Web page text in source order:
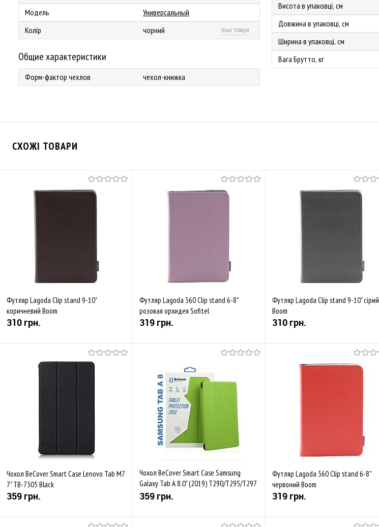
Модель
Универсальный
Колір
чорний Інші товари
Общие характеристики
Форм-фактор чехлов чехол-книжка
Висота в упаковці, см
Довжина в упаковці, см
Ширина в упаковці, см
Вага Брутто, кг
СХОЖІ ТОВАРИ
Футляр Lagoda Clip stand 9-10"
коричневий Boom
310 грн.
Купити
Футляр Lagoda 360 Clip stand 6-8"
розовая орхидея Sofitel
319 грн.
До обраного
Порівняти
Закінчується
Футляр Lagoda Clip stand 9-10" сірий
Boom
310 грн.
Чохол BeCover Smart Case Lenovo Tab M7
7" TB-7305 Black
359 грн.
Чохол BeCover Smart Case Samsung
Galaxy Tab A 8.0" (2019) T290/T295/T297
Green
359 грн.
Футляр Lagoda 360 Clip stand 6-8"
червоний Boom
319 грн.